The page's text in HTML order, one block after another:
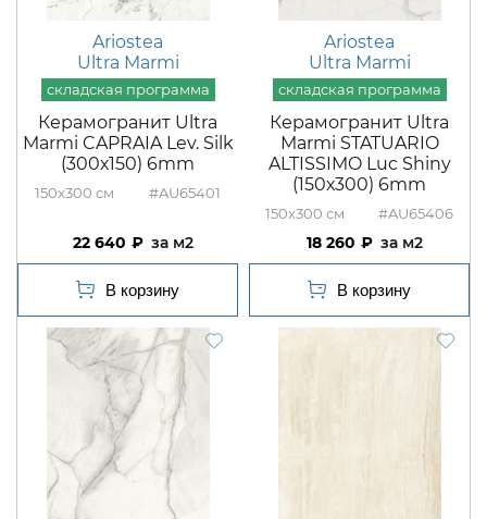
Ariostea
Ultra Marmi
Керамогранит Ultra
Marmi CAPRAIA Lev. Silk
(300х150) 6mm
150x300 #AU65401
22 640 м2
Ariostea
Ultra Marmi
Керамогранит Ultra
Marmi STATUARIO
ALTISSIMO Luc Shiny
(150х300) 6mm
150x300 #AU65406
18 260 м2